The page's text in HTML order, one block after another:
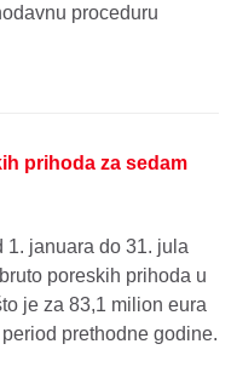
proceduru
prihoda za sedam
1. januara do 31. jula
poreskih prihoda u
je za 83,1 milion eura
prethodne godine.